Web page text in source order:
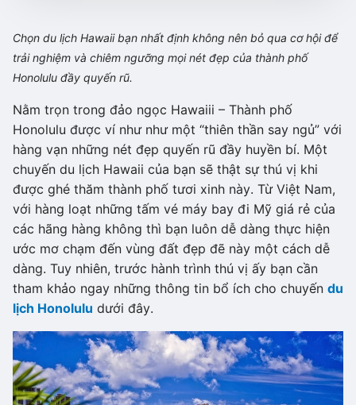
Chọn du lịch Hawaii bạn nhất định không nên bỏ qua cơ hội để
trải nghiệm và chiêm ngưỡng mọi nét đẹp của thành phố
Honolulu đầy quyến rũ.
Nằm trọn trong đảo ngọc Hawaiii – Thành phố
Honolulu được ví như như một “thiên thần say ngủ” với
hàng vạn những nét đẹp quyến rũ đầy huyền bí. Một
chuyến du lịch Hawaii của bạn sẽ thật sự thú vị khi
được ghé thăm thành phố tươi xinh này. Từ Việt Nam,
với hàng loạt những tấm vé máy bay đi Mỹ giá rẻ của
các hãng hàng không thì bạn luôn dễ dàng thực hiện
ước mơ chạm đến vùng đất đẹp đẽ này một cách dễ
dàng. Tuy nhiên, trước hành trình thú vị ấy bạn cần
tham khảo ngay những thông tin bổ ích cho chuyến du
lịch Honolulu dưới đây.